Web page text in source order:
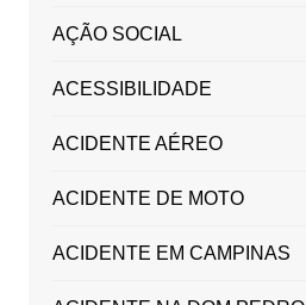
AÇÃO SOCIAL
ACESSIBILIDADE
ACIDENTE AÉREO
ACIDENTE DE MOTO
ACIDENTE EM CAMPINAS